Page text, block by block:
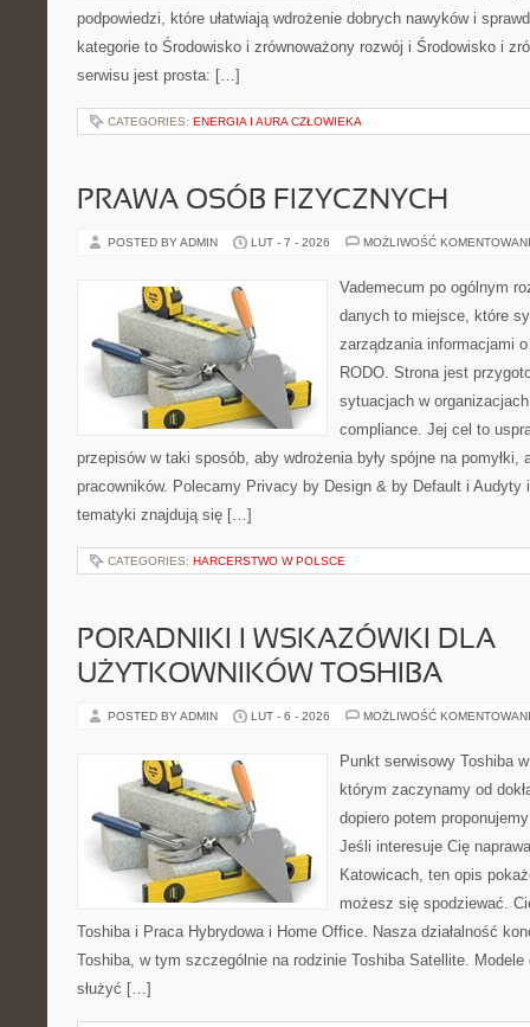
podpowiedzi, które ułatwiają wdrożenie dobrych nawyków i
kategorie to Środowisko i zrównoważony rozwój i Środowisko i
serwisu jest prosta: […]
CATEGORIES: ENERGIA I AURA CZŁOWIEKA
PRAWA OSÓB FIZYCZNYCH
POSTED BY ADMIN LUT - 7 - 2026 MOŻLIWOŚĆ
Vademecum po ogólnym
danych to miejsce, które
zarządzania informacjami
RODO. Strona jest
sytuacjach w
compliance. Jej cel to
przepisów w taki sposób, aby wdrożenia były spójne na
pracowników. Polecamy Privacy by Design & by Default i
tematyki znajdują się […]
CATEGORIES: HARCERSTWO W POLSCE
PORADNIKI I WSKAZÓWKI DLA
UŻYTKOWNIKÓW TOSHIBA
POSTED BY ADMIN LUT - 6 - 2026 MOŻLIWOŚĆ
Punkt serwisowy Toshiba
którym zaczynamy od
dopiero potem
Jeśli interesuje Cię
Katowicach, ten opis
możesz się spodziewać.
Toshiba i Praca Hybrydowa i Home Office. Nasza działalność
Toshiba, w tym szczególnie na rodzinie Toshiba Satellite.
służyć […]